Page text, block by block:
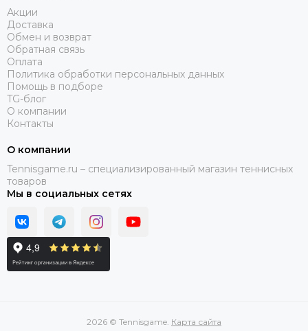
Акции
Доставка
Обмен и возврат
Обратная связь
Оплата
Политика обработки персональных данных
Помощь в подборе
TG-блог
О компании
Контакты
О компании
Tennisgame.ru – специализированный магазин теннисных
товаров
Мы в социальных сетях
2026 © Tennisgame. Карта сайта